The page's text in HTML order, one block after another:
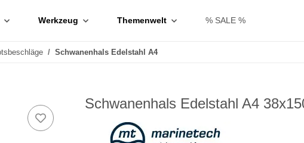
Werkzeug Themenwelt % SALE %
Schwanenhals Edelstahl A4
Schwanenhals Edelstahl A4